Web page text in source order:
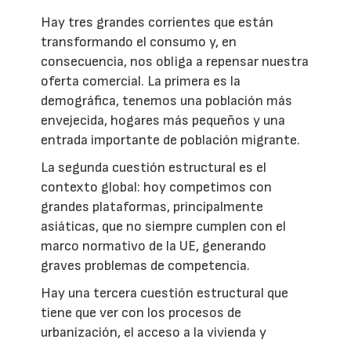
Hay tres grandes corrientes que están
transformando el consumo y, en
consecuencia, nos obliga a repensar nuestra
oferta comercial. La primera es la
demográfica, tenemos una población más
envejecida, hogares más pequeños y una
entrada importante de población migrante.
La segunda cuestión estructural es el
contexto global: hoy competimos con
grandes plataformas, principalmente
asiáticas, que no siempre cumplen con el
marco normativo de la UE, generando
graves problemas de competencia.
Hay una tercera cuestión estructural que
tiene que ver con los procesos de
urbanización, el acceso a la vivienda y